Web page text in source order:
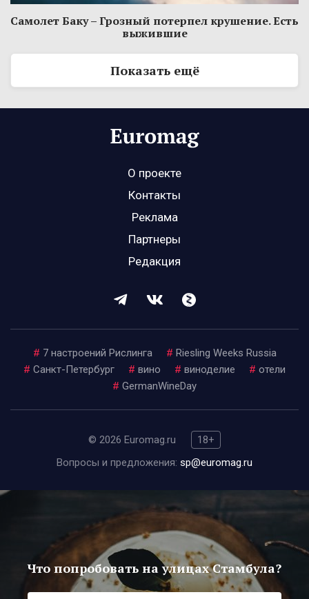
Самолет Баку – Грозный потерпел крушение. Есть
выжившие
Показать ещё
О проекте
Контакты
Реклама
Партнеры
Редакция
# 7 настроений Рислинга # Riesling Weeks Russia
# Санкт-Петербург # вино # виноделие # отели
# GermanWineDay
© 2026 Euromag.ru
18+
Вопросы и предложения: sp@euromag.ru
Что попробовать на улицах Стамбула?